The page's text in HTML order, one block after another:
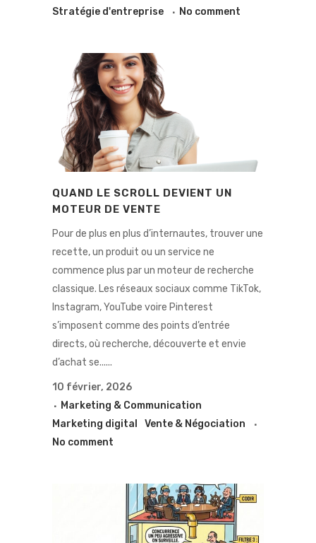
Stratégie d'entreprise
No comment
QUAND LE SCROLL DEVIENT UN
MOTEUR DE VENTE
Pour de plus en plus d’internautes, trouver une
recette, un produit ou un service ne
commence plus par un moteur de recherche
classique. Les réseaux sociaux comme TikTok,
Instagram, YouTube voire Pinterest
s’imposent comme des points d’entrée
directs, où recherche, découverte et envie
d’achat se......
10 février, 2026
Marketing & Communication
Marketing digital
Vente & Négociation
No comment